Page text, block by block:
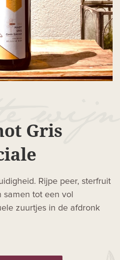
Gris
Rijpe peer, sterfruit
samen tot een vol
zuurtjes in de afdronk